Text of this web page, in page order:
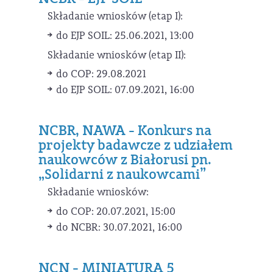
Składanie wniosków (etap I):
do EJP SOIL: 25.06.2021, 13:00
Składanie wniosków (etap II):
do COP: 29.08.2021
do EJP SOIL: 07.09.2021, 16:00
NCBR, NAWA - Konkurs na
projekty badawcze z udziałem
naukowców z Białorusi pn.
„Solidarni z naukowcami”
Składanie wniosków:
do COP: 20.07.2021, 15:00
do NCBR: 30.07.2021, 16:00
NCN - MINIATURA 5